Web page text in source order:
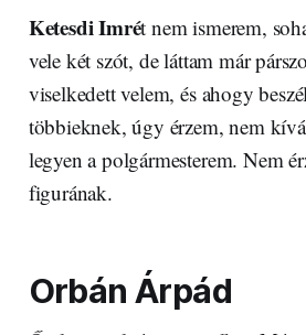
Ketesdi Imrét nem ismerem,
vele két szót, de láttam már
viselkedett velem, és ahogy
többieknek, úgy érzem, nem
legyen a polgármesterem. Nem
figurának.
Orbán Árpád